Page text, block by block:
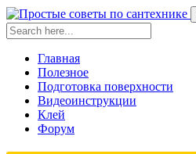
Главная
Полезное
Подготовка поверхности
Видеоинструкции
Клей
Форум